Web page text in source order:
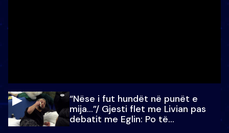
“Nëse i fut hundët në punët e
mija…”/ Gjesti flet me Livian pas
debatit me Eglin: Po të